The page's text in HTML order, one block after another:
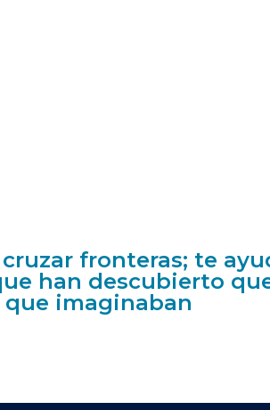
fronteras; te
han descubierto
que imaginaban